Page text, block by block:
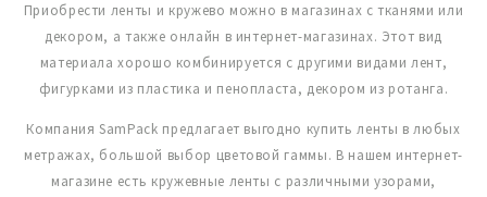
Приобрести ленты и кружево можно в магазинах с тканями или
декором, а также онлайн в интернет-магазинах. Этот вид
материала хорошо комбинируется с другими видами лент,
фигурками из пластика и пенопласта, декором из ротанга.
Компания SamPack предлагает выгодно купить ленты в любых
метражах, большой выбор цветовой гаммы. В нашем интернет-
магазине есть кружевные ленты с различными узорами,